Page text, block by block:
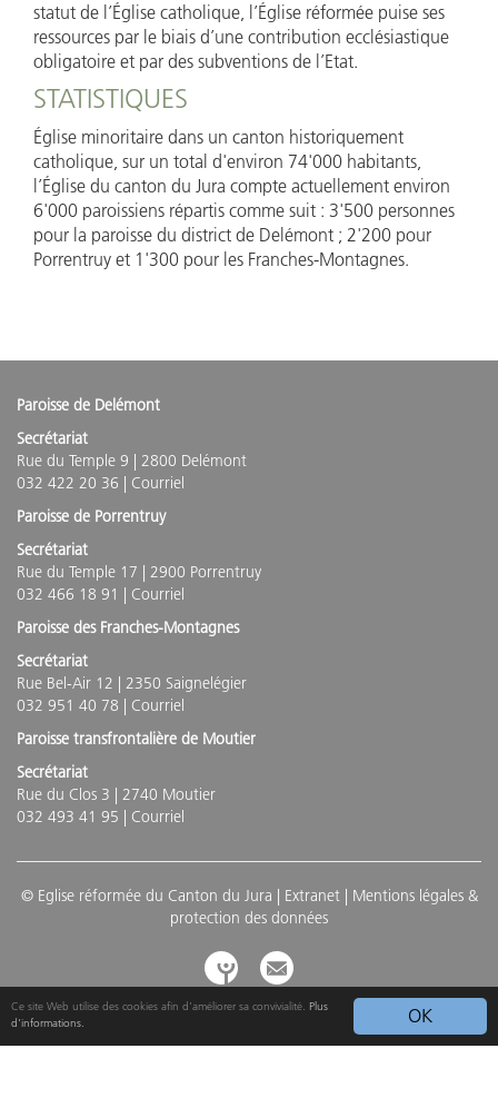
OK
Ce site Web utilise des cookies afin d'améliorer sa convivialité. Plus
d'informations.
statut de l’Église catholique, l’Église réformée puise ses
ressources par le biais d’une contribution ecclésiastique
obligatoire et par des subventions de l’Etat.
STATISTIQUES
Église minoritaire dans un canton historiquement
catholique, sur un total d'environ 74'000 habitants,
l’Église du canton du Jura compte actuellement environ
6'000 paroissiens répartis comme suit : 3'500 personnes
pour la paroisse du district de Delémont ; 2'200 pour
Porrentruy et 1'300 pour les Franches-Montagnes.
Paroisse de Delémont
Secrétariat
Rue du Temple 9 | 2800 Delémont
032 422 20 36 | Courriel
Paroisse de Porrentruy
Secrétariat
Rue du Temple 17 | 2900 Porrentruy
032 466 18 91 | Courriel
Paroisse des Franches-Montagnes
Secrétariat
Rue Bel-Air 12 | 2350 Saignelégier
032 951 40 78 | Courriel
Paroisse transfrontalière de Moutier
Secrétariat
Rue du Clos 3 | 2740 Moutier
032 493 41 95 | Courriel
© Eglise réformée du Canton du Jura | Extranet| Mentions légales &
protection des données